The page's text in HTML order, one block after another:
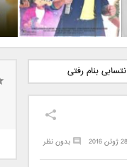
دانلود آهنگ جدید فرزاد
فرزین بنام آتیش
بنام رفتی
بدون نظر 28 ژوئن 2016